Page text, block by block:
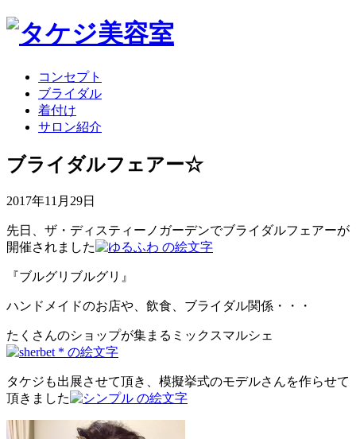
コンセプト
ブライダル
着付け
サロン紹介
ブライダルフェアー☆
2017年11月29日
先日、ザ・ディスティーノガーデンでブライダルフェアーが
開催されました
『ブルグリブルグリ』
ハンドメイドのお店や、飲食、ブライダル関係・・・
たくさんのショップが集まるミックスマルシェ
タケジも出展させて頂き、模擬挙式のモデルさんを作らせて
頂きました